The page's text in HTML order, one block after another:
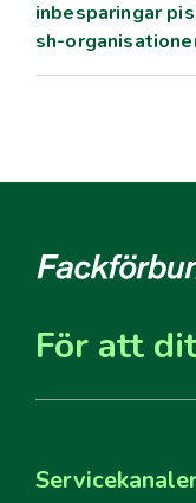
inbesparingar
sh-
För att